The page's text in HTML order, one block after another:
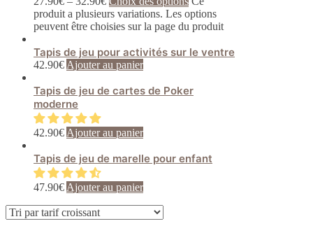
produit a plusieurs variations. Les options
peuvent être choisies sur la page du produit
Tapis de jeu pour activités sur le ventre
42.90€Ajouter au panier
Tapis de jeu de cartes de Poker
moderne
42.90€Ajouter au panier
Tapis de jeu de marelle pour enfant
47.90€Ajouter au panier